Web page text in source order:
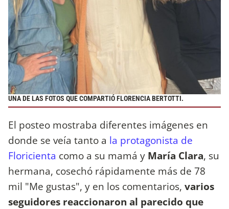
UNA DE LAS FOTOS QUE COMPARTIÓ FLORENCIA BERTOTTI.
El posteo mostraba diferentes imágenes en
donde se veía tanto a la protagonista de
Floricienta como a su mamá y María Clara, su
hermana, cosechó rápidamente más de 78
mil "Me gustas", y en los comentarios, varios
seguidores reaccionaron al parecido que